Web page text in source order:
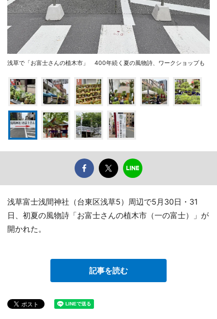
浅草で「お富士さんの植木市」 400年続く夏の風物詩、ワークショップも
浅草富士浅間神社（台東区浅草5）周辺で5月30日・31
日、初夏の風物詩「お富士さんの植木市（一の富士）」が
開かれた。
記事を読む